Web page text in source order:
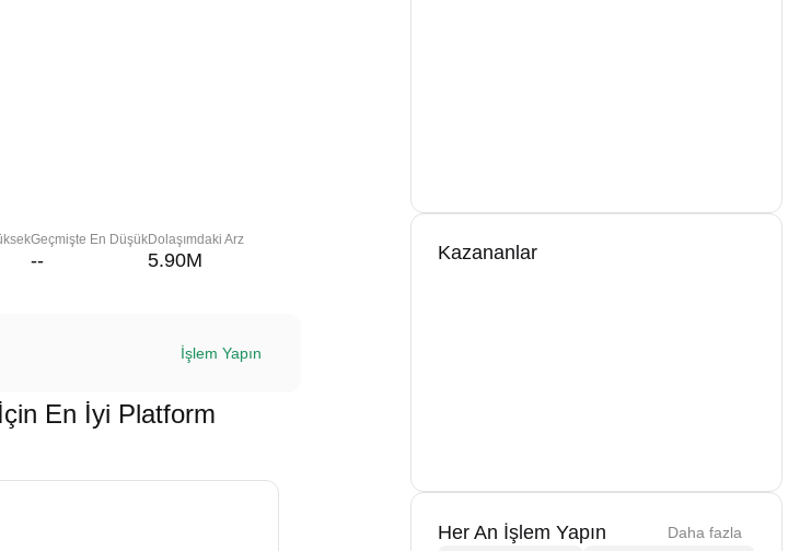
Geçmişte En Düşük
--
Dolaşımdaki Arz
5.90M
İşlem Yapın
En İyi Platform
Kazananlar
Her An İşlem Yapın Daha fazla